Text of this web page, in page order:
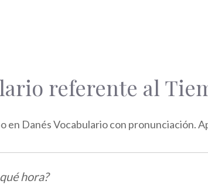
referente al
en Danés Vocabulario con pronunciación.
hora?